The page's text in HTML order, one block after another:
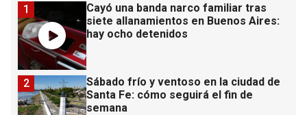
Cayó una banda narco familiar tras
siete allanamientos en Buenos Aires:
hay ocho detenidos
1
Sábado frío y ventoso en la ciudad de
Santa Fe: cómo seguirá el fin de
semana
2